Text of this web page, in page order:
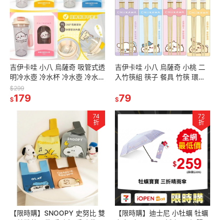
吉伊卡哇 小八 烏薩奇 吸管式透
明冷水壺 冷水杯 冷水壺 冷水杯
咖啡杯 吸管杯
$299
$179
吉伊卡哇 小八 烏薩奇 小桃 二
入竹筷組 筷子 餐具 竹筷 環保
$79
74
折
【限時購】SNOOPY 史努比 雙
72
折
【限時購】迪士尼 小牡蠣 牡蠣